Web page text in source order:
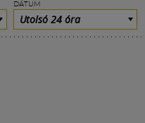
DÁTUM
Utolsó 24 óra